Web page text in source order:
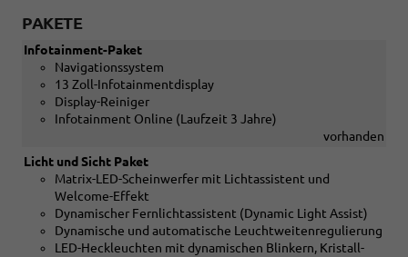
PAKETE
Infotainment-Paket
Navigationssystem
13 Zoll-Infotainmentdisplay
Display-Reiniger
Infotainment Online (Laufzeit 3 Jahre)
vorhanden
Licht und Sicht Paket
Matrix-LED-Scheinwerfer mit Lichtassistent und
Welcome-Effekt
Dynamischer Fernlichtassistent (Dynamic Light Assist)
Dynamische und automatische Leuchtweitenregulierung
LED-Heckleuchten mit dynamischen Blinkern, Kristall-